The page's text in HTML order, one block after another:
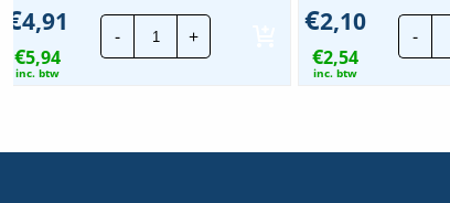
€4,91
€5,94
inc. btw
-
ETI
Meszekering
|
+ €2,10
€2,54
inc. btw
-